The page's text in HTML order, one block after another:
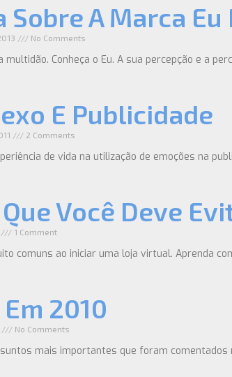
Sobre A Marca Eu
No Comments
multidão. Conheça o Eu. A sua percepção e a
E Publicidade
2 Comments
de vida na utilização de emoções na
Você Deve
1 Comment
comuns ao iniciar uma loja virtual. Aprenda
2010
No Comments
mais importantes que foram comentados